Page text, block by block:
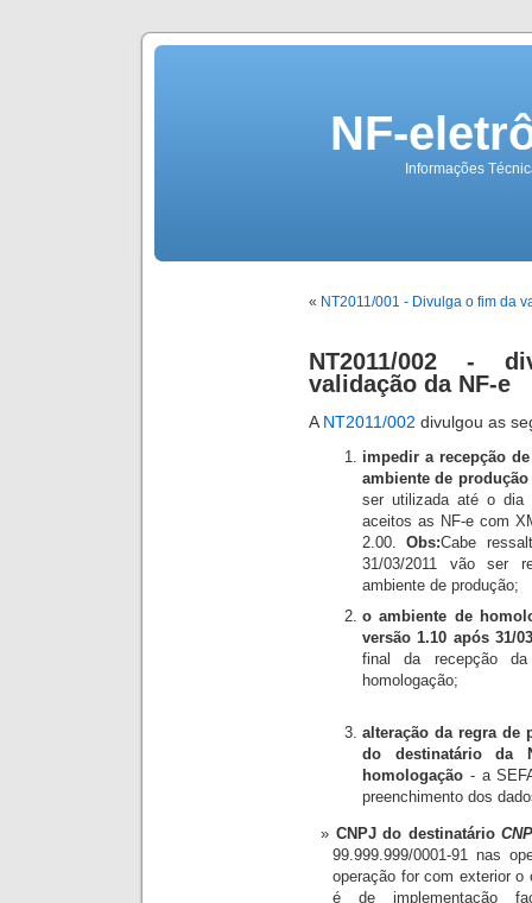
NF-
Informações
« NT2011/001 - Divulga o fim da
NT2011/002 -
validação da NF-e
A NT2011/002 divulgou as
impedir a recepção
ambiente de produção
ser utilizada até o dia
aceitos as NF-e com
2.00.Obs:Cabe
31/03/2011 vão ser
ambiente de produção;
o ambiente de
versão 1.10 após 31/
final da recepção
homologação;
alteração da regra de
do destinatário da
homologação - a
preenchimento dos
CNPJ do destinatário
99.999.999/0001-91 nas
operação for com exterior
é de implementação